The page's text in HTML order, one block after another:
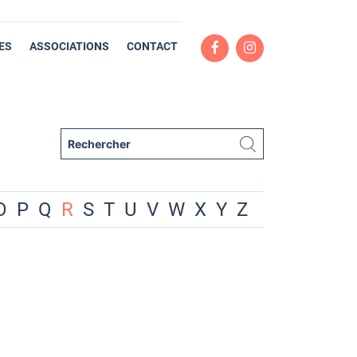
ASSOCIATIONS CONTACT
P Q R S T U V W X Y Z